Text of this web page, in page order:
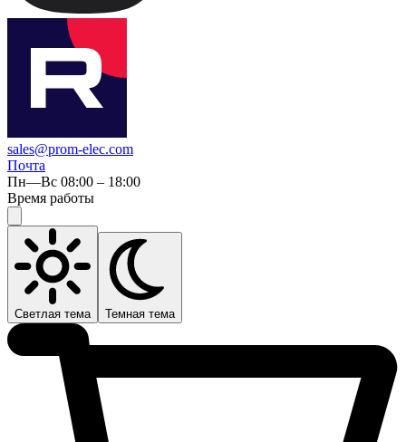
sales@prom-elec.com
Почта
Пн—Вс 08:00 – 18:00
Время работы
Светлая тема Темная тема